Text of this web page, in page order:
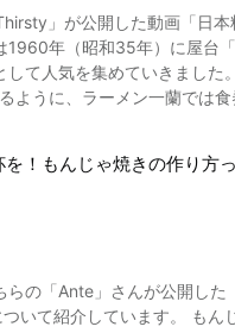
。 足を運んでみてはいかがですか
てでおもてなしをする「と
出口から徒歩9分 都営三
東京 芝 とうふ屋うかい （とうふや
メ文化を堪能してくださいね。
」が公開した動画「日本
。 動画で紹介されている一蘭ラーメンの注
お客様の好みに応えるオー
作っているなどの特徴もありま
ている一蘭ラーメンはどこで食べ
84店舗を展開しています
！もんじゃ焼きの作り方
の「Ante」さんが公開し
は、ゆるく水溶きした小麦粉を鉄